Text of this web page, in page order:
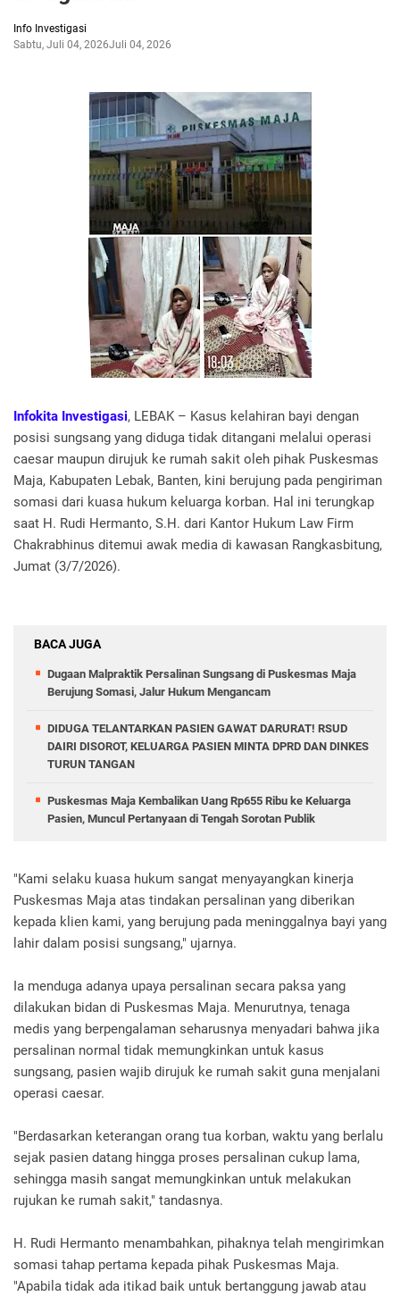
Info Investigasi
Sabtu, Juli 04, 2026Juli 04, 2026
Infokita Investigasi, LEBAK – Kasus kelahiran bayi dengan
posisi sungsang yang diduga tidak ditangani melalui operasi
caesar maupun dirujuk ke rumah sakit oleh pihak Puskesmas
Maja, Kabupaten Lebak, Banten, kini berujung pada pengiriman
somasi dari kuasa hukum keluarga korban. Hal ini terungkap
saat H. Rudi Hermanto, S.H. dari Kantor Hukum Law Firm
Chakrabhinus ditemui awak media di kawasan Rangkasbitung,
Jumat (3/7/2026).
BACA JUGA
Dugaan Malpraktik Persalinan Sungsang di Puskesmas Maja
Berujung Somasi, Jalur Hukum Mengancam
DIDUGA TELANTARKAN PASIEN GAWAT DARURAT! RSUD
DAIRI DISOROT, KELUARGA PASIEN MINTA DPRD DAN DINKES
TURUN TANGAN
Puskesmas Maja Kembalikan Uang Rp655 Ribu ke Keluarga
Pasien, Muncul Pertanyaan di Tengah Sorotan Publik
"Kami selaku kuasa hukum sangat menyayangkan kinerja
Puskesmas Maja atas tindakan persalinan yang diberikan
kepada klien kami, yang berujung pada meninggalnya bayi yang
lahir dalam posisi sungsang," ujarnya.
Ia menduga adanya upaya persalinan secara paksa yang
dilakukan bidan di Puskesmas Maja. Menurutnya, tenaga
medis yang berpengalaman seharusnya menyadari bahwa jika
persalinan normal tidak memungkinkan untuk kasus
sungsang, pasien wajib dirujuk ke rumah sakit guna menjalani
operasi caesar.
"Berdasarkan keterangan orang tua korban, waktu yang berlalu
sejak pasien datang hingga proses persalinan cukup lama,
sehingga masih sangat memungkinkan untuk melakukan
rujukan ke rumah sakit," tandasnya.
H. Rudi Hermanto menambahkan, pihaknya telah mengirimkan
somasi tahap pertama kepada pihak Puskesmas Maja.
"Apabila tidak ada itikad baik untuk bertanggung jawab atau